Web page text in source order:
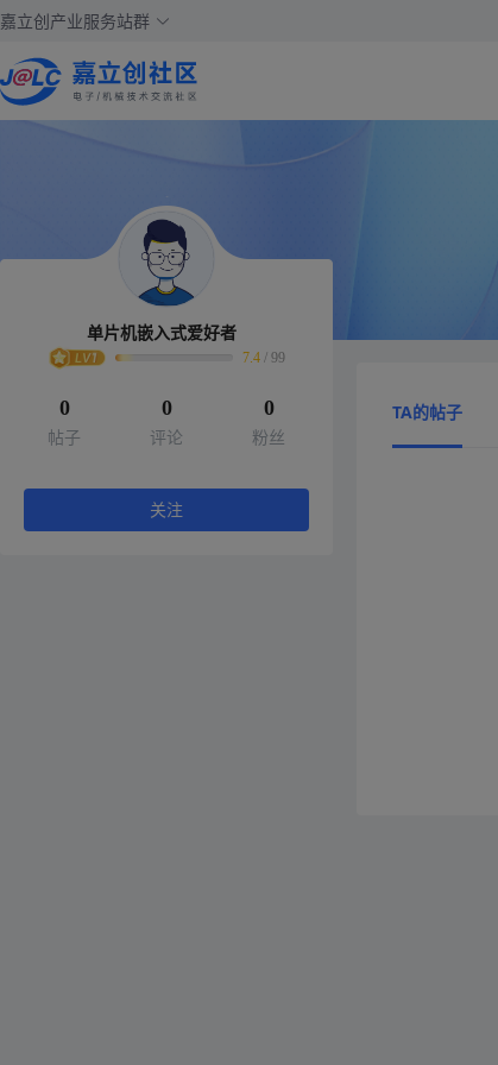
嘉立创产业服务站群
单片机嵌入式爱好者
7.4 / 99
0
帖子
0
评论
0
粉丝
关注
TA的帖子